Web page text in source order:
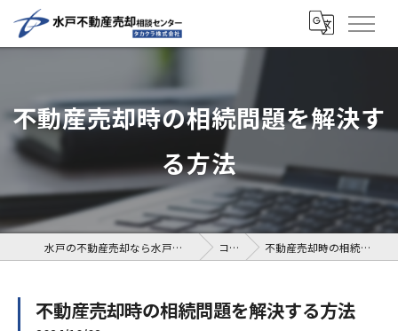
不動産売却時の相続問題を解決す
る方法
水戸の不動産売却なら水戸不動産売却相談センター コラム 不動産売却時の相続問題を解決する方法
不動産売却時の相続問題を解決する方法